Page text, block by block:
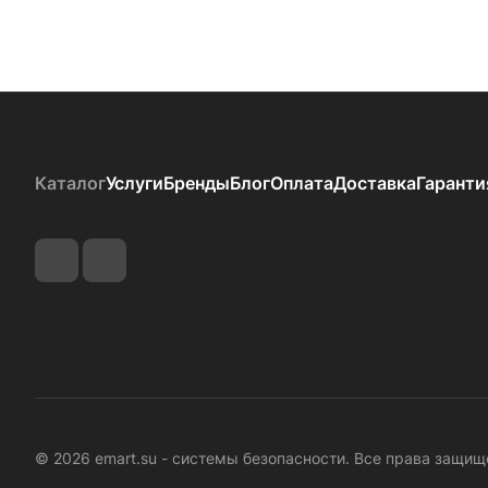
КаталогУслугиБрендыБлогОплатаДоставка
© 2026 emart.su - системы безопасности. Все права